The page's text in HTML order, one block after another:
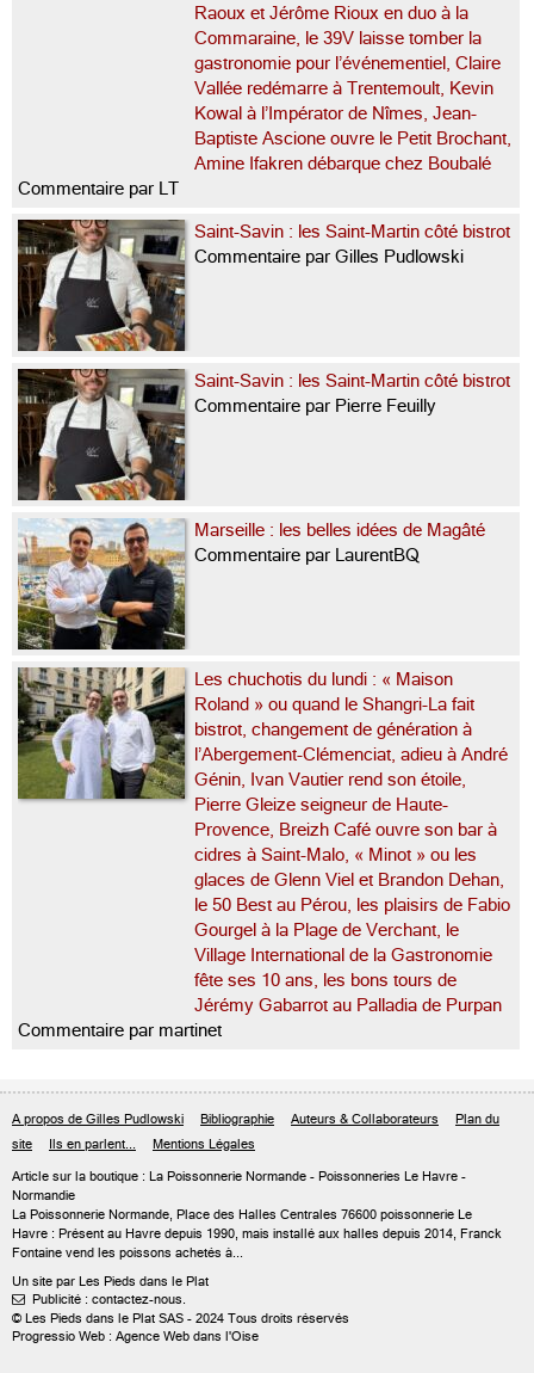
Raoux et Jérôme Rioux en duo à la
Commaraine, le 39V laisse tomber la
gastronomie pour l’événementiel, Claire
Vallée redémarre à Trentemoult, Kevin
Kowal à l’Impérator de Nîmes, Jean-
Baptiste Ascione ouvre le Petit Brochant,
Amine Ifakren débarque chez Boubalé
Commentaire par LT
Saint-Savin : les Saint-Martin côté bistrot
Commentaire par Gilles Pudlowski
Saint-Savin : les Saint-Martin côté bistrot
Commentaire par Pierre Feuilly
Marseille : les belles idées de Magâté
Commentaire par LaurentBQ
Les chuchotis du lundi : « Maison
Roland » ou quand le Shangri-La fait
bistrot, changement de génération à
l’Abergement-Clémenciat, adieu à André
Génin, Ivan Vautier rend son étoile,
Pierre Gleize seigneur de Haute-
Provence, Breizh Café ouvre son bar à
cidres à Saint-Malo, « Minot » ou les
glaces de Glenn Viel et Brandon Dehan,
le 50 Best au Pérou, les plaisirs de Fabio
Gourgel à la Plage de Verchant, le
Village International de la Gastronomie
fête ses 10 ans, les bons tours de
Jérémy Gabarrot au Palladia de Purpan
Commentaire par martinet
A propos de Gilles Pudlowski Bibliographie Auteurs & Collaborateurs
Plan du
site
Ils en parlent... Mentions Légales
Article sur la boutique : La Poissonnerie Normande - Poissonneries Le Havre -
Normandie
La Poissonnerie Normande, Place des Halles Centrales 76600 poissonnerie Le
Havre : Présent au Havre depuis 1990, mais installé aux halles depuis 2014, Franck
Fontaine vend les poissons achetés à...
Un site par Les Pieds dans le Plat
 Publicité : contactez-nous.
© Les Pieds dans le Plat SAS - 2024 Tous droits réservés
Progressio Web : Agence Web dans l'Oise